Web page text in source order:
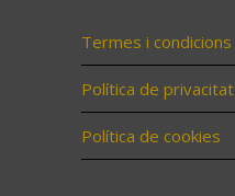
Termes i condicions
Política de privacitat
Política de cookies